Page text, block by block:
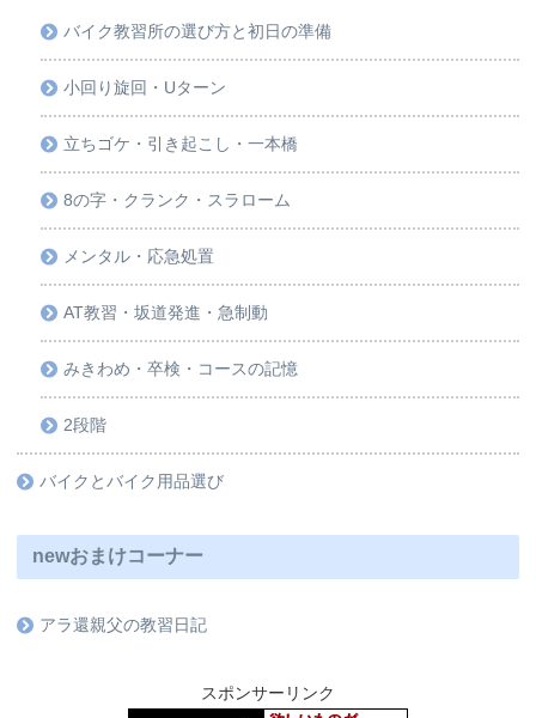
バイク教習所の選び方と初日の準備
小回り旋回・Uターン
立ちゴケ・引き起こし・一本橋
8の字・クランク・スラローム
メンタル・応急処置
AT教習・坂道発進・急制動
みきわめ・卒検・コースの記憶
2段階
バイクとバイク用品選び
newおまけコーナー
アラ還親父の教習日記
スポンサーリンク